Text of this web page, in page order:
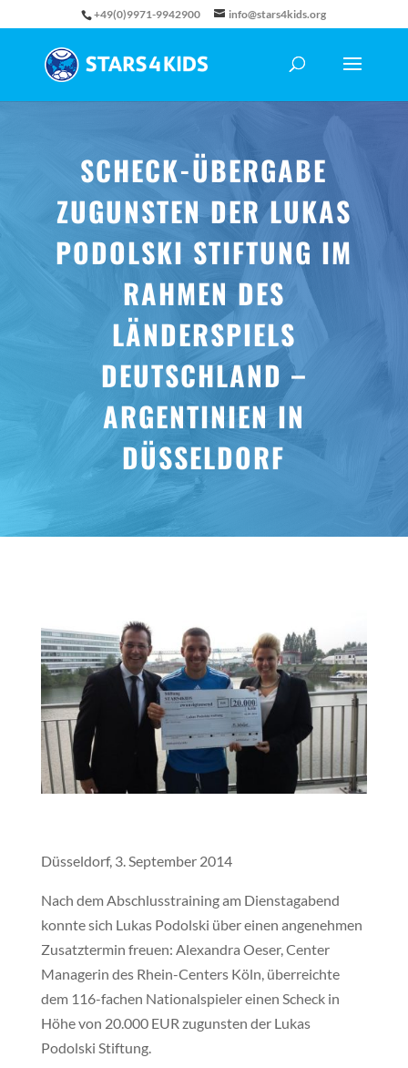
+49(0)9971-9942900 info@stars4kids.org
SCHECK-ÜBERGABE
ZUGUNSTEN DER LUKAS
PODOLSKI STIFTUNG IM
RAHMEN DES
LÄNDERSPIELS
DEUTSCHLAND –
ARGENTINIEN IN
DÜSSELDORF
Düsseldorf, 3. September 2014
Nach dem Abschlusstraining am Dienstagabend
konnte sich Lukas Podolski über einen angenehmen
Zusatztermin freuen: Alexandra Oeser, Center
Managerin des Rhein-Centers Köln, überreichte
dem 116-fachen Nationalspieler einen Scheck in
Höhe von 20.000 EUR zugunsten der Lukas
Podolski Stiftung.